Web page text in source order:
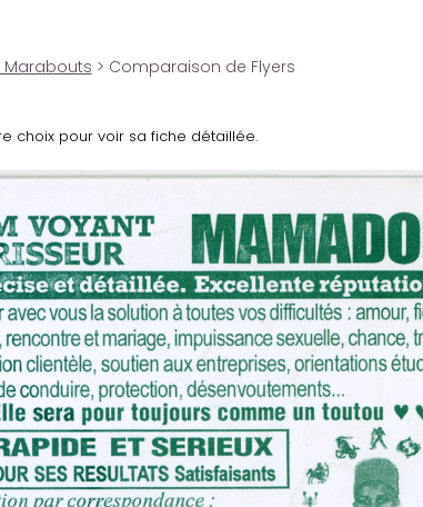
Marabouts > Comparaison de Flyers
choix pour voir sa fiche détaillée.